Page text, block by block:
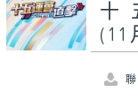
十